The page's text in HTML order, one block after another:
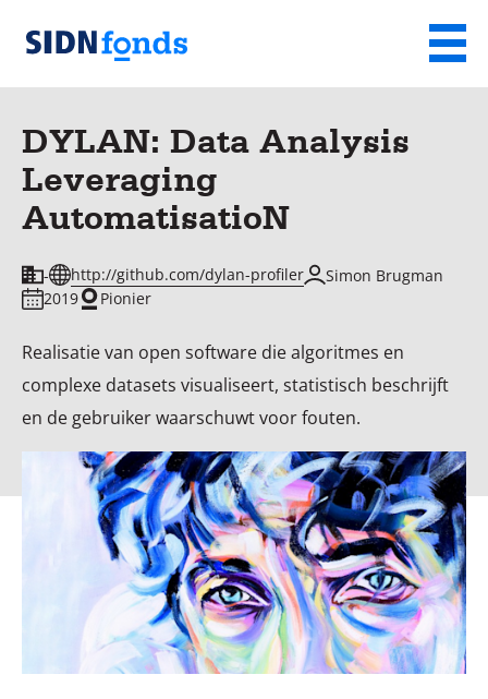
Sla de navigatie over en ga naar de inhoud
SIDN
fonds
Menu
DYLAN: Data Analysis
Leveraging
AutomatisatioN
- http://github.com/dylan-profiler
Simon Brugman
2019
Pionier
Realisatie van open software die algoritmes en
complexe datasets visualiseert, statistisch beschrijft
en de gebruiker waarschuwt voor fouten.